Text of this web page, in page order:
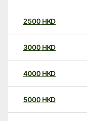
2500 HKD
3000 HKD
4000 HKD
5000 HKD